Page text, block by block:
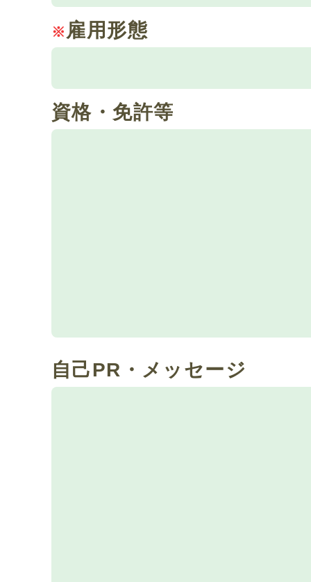
※ 雇用形態
資格・免許等
自己PR・メッセージ